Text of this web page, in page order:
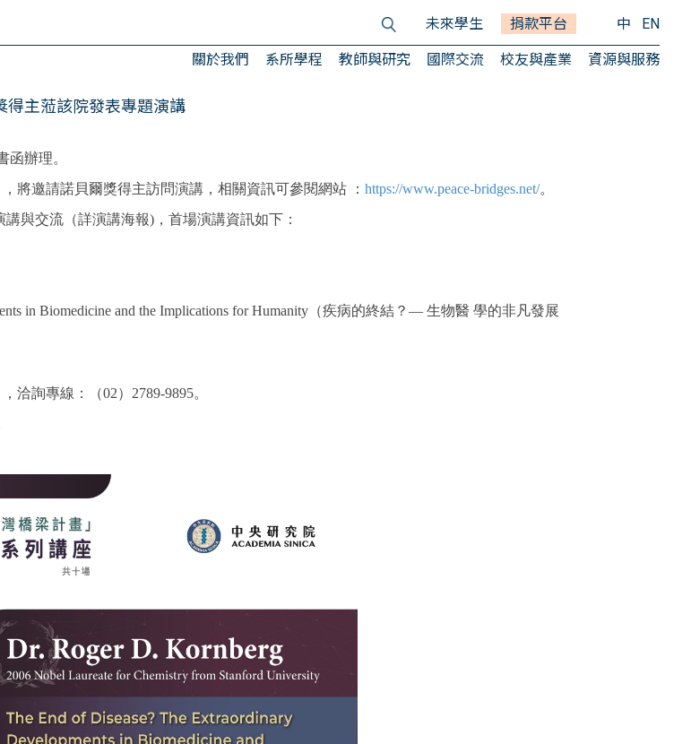
關於我們 系所學程 教師與研究 國際交流 校友與產業 資源與服務
未來學生 捐款平台 中 EN
得主蒞該院發表專題演講
函辦理。
將邀請諾貝爾獎得主訪問演講，相關資訊可參閱網站 ： https://www.peace-bridges.net/。
與交流（詳演講海報)，首場演講資訊如下：
in Biomedicine and the Implications for Humanity（疾病的終結？— 生物醫 學的非凡發展
洽詢專線：（02）2789-9895。